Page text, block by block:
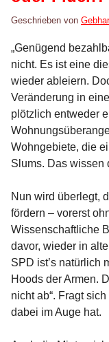
Geschrieben von
„Genügend
nicht. Es ist eine
wieder ableiern.
Veränderung in
plötzlich entweder
Wohngebiete, die
Slums. Das wissen
Nun wird überlegt,
fördern – vorerst
Wissenschaftliche
davor, wieder in
SPD ist’s natürlich
Hoods der Armen.
nicht ab“. Fragt
dabei im Auge hat.